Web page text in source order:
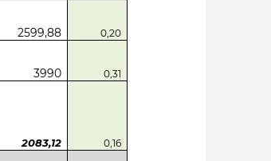
2599,88 0,20
3990 0,31
2083,12 0,16